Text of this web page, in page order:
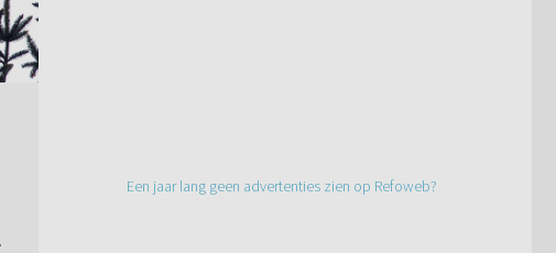
Een jaar lang geen advertenties zien op Refoweb?